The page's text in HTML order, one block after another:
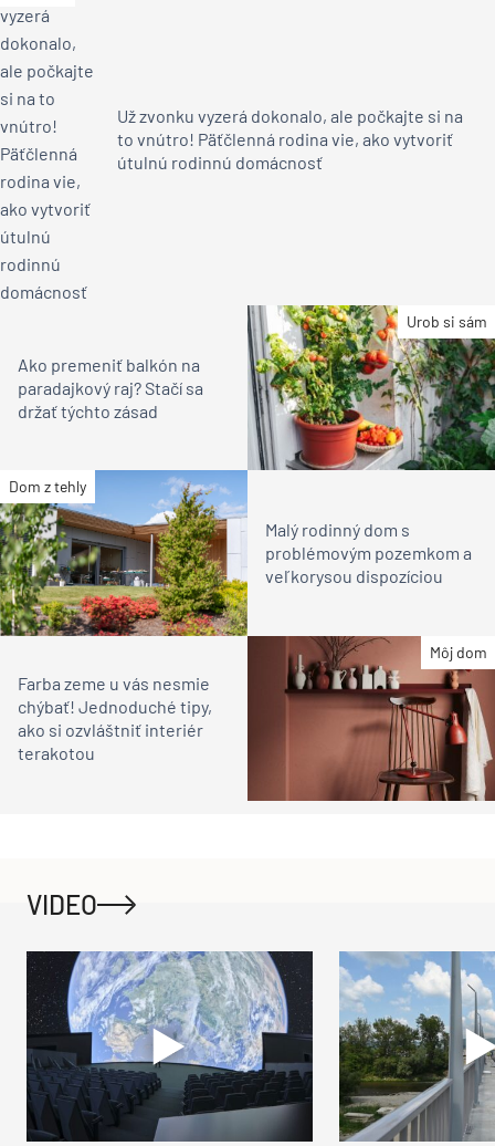
Už zvonku vyzerá dokonalo, ale počkajte si na
to vnútro! Päťčlenná rodina vie, ako vytvoriť
útulnú rodinnú domácnosť
Urob si sám
Ako premeniť balkón na
paradajkový raj? Stačí sa
držať týchto zásad
Dom z tehly
Malý rodinný dom s
problémovým pozemkom a
veľkorysou dispozíciou
Môj dom
Farba zeme u vás nesmie
chýbať! Jednoduché tipy,
ako si ozvláštniť interiér
terakotou
VIDEO